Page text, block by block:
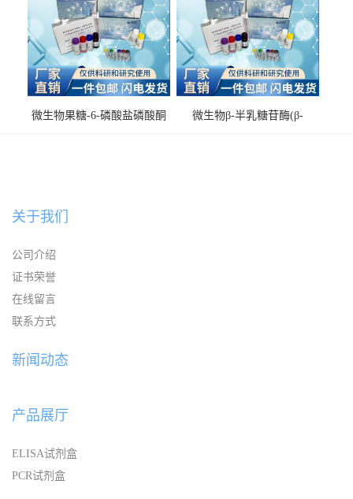
微生物果糖-6-磷酸盐磷酸酮
微生物β-半乳糖苷酶(β-
关于我们
公司介绍
证书荣誉
在线留言
联系方式
新闻动态
产品展厅
ELISA试剂盒
PCR试剂盒